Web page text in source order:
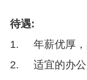
待遇:
1.
年薪优厚
2.
适宜的办公